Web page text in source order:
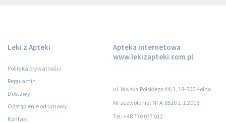
Leki z Apteki
Polityka prywatności
Regulamin
Dostawy
Odstąpienie od umowy
Kontakt
Apteka internetowa
www.lekizapteki.com.pl
ul. Wojska Polskiego 44/1, 18-500 Kolno
Nr zezwolenia: NFA.8520.1.1.2018
Tel: +48 730 037 012